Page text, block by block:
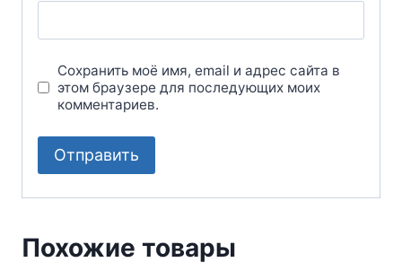
Сохранить моё имя, email и адрес сайта в
этом браузере для последующих моих
комментариев.
Похожие товары